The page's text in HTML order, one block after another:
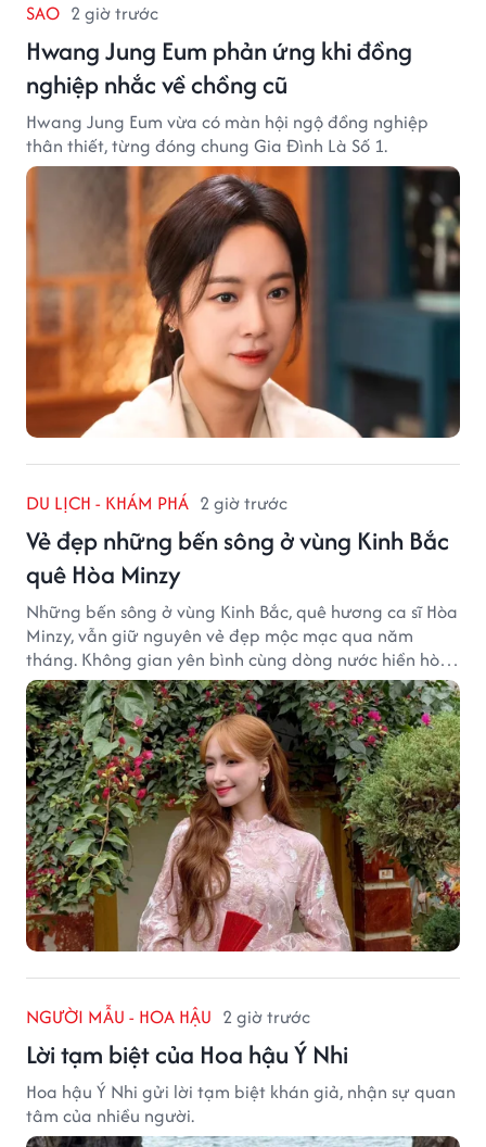
SAO 2 giờ trước
Hwang Jung Eum phản ứng khi đồng
nghiệp nhắc về chồng cũ
Hwang Jung Eum vừa có màn hội ngộ đồng nghiệp
thân thiết, từng đóng chung Gia Đình Là Số 1.
DU LỊCH - KHÁM PHÁ 2 giờ trước
Vẻ đẹp những bến sông ở vùng Kinh Bắc
quê Hòa Minzy
Những bến sông ở vùng Kinh Bắc, quê hương ca sĩ Hòa
Minzy, vẫn giữ nguyên vẻ đẹp mộc mạc qua năm
tháng. Không gian yên bình cùng dòng nước hiền hòa
tạo nên một góc Bắc Ninh rất đáng để khám phá.
NGƯỜI MẪU - HOA HẬU 2 giờ trước
Lời tạm biệt của Hoa hậu Ý Nhi
Hoa hậu Ý Nhi gửi lời tạm biệt khán giả, nhận sự quan
tâm của nhiều người.